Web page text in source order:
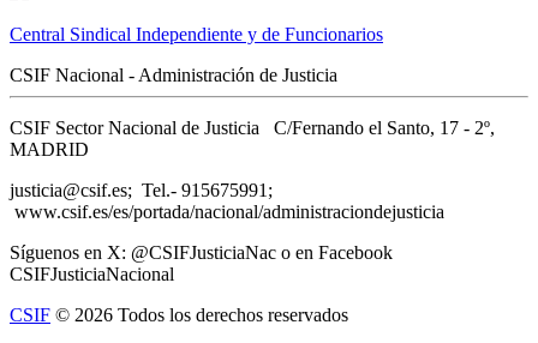
Central Sindical Independiente y de Funcionarios
CSIF Nacional - Administración de Justicia
CSIF Sector Nacional de Justicia C/Fernando el Santo, 17 - 2º,
MADRID
justicia@csif.es; Tel.- 915675991;
www.csif.es/es/portada/nacional/administraciondejusticia
Síguenos en X: @CSIFJusticiaNac o en Facebook
CSIFJusticiaNacional
CSIF © 2026 Todos los derechos reservados